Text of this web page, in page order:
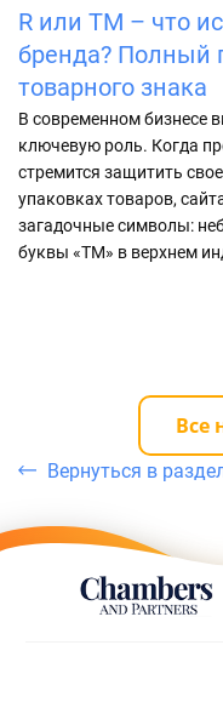
R или TM – что
бренда? Полный
товарного знака
В современном бизнесе
ключевую роль. Когда
стремится защитить
упаковках товаров,
загадочные символы:
буквы «TM» в верхнем
Все
Вернуться в